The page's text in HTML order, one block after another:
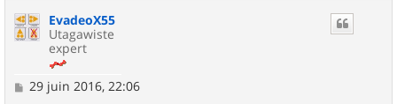
EvadeoX55
Utagawiste
expert
M
29 juin 2016, 22:06